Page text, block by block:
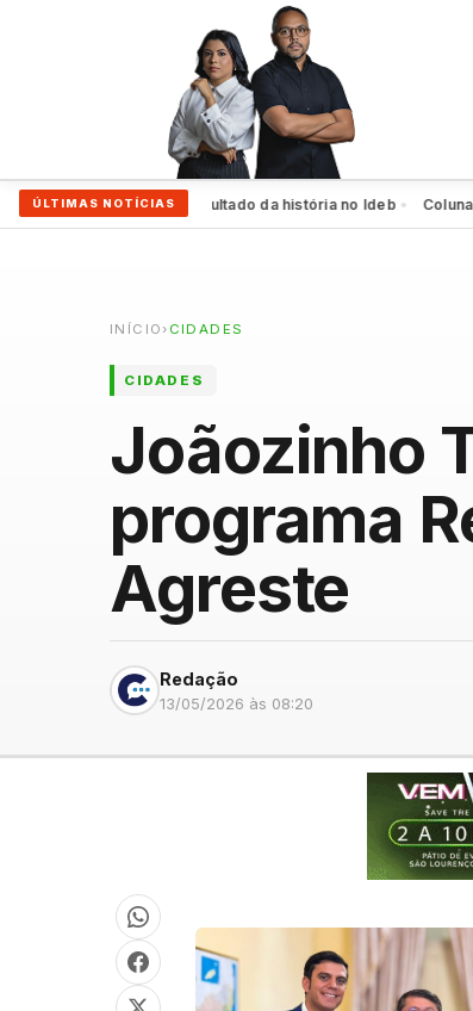
ÚLTIMAS NOTÍCIAS
alcança melhor resultado da história no Ideb● Coluna da
INÍCIO › CIDADES
CIDADES
Joãozinho
programa
Agreste
Redação
13/05/2026 às 08:20